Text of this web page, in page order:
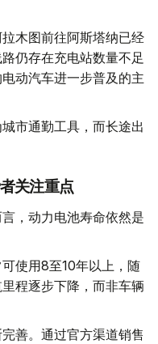
木图前往阿斯塔纳已经
仍存在充电站数量不足
动汽车进一步普及的主
市通勤工具，而长途出
关注重点
，动力电池寿命依然是
使用8至10年以上，随
程逐步下降，而非车辆
善。通过官方渠道销售